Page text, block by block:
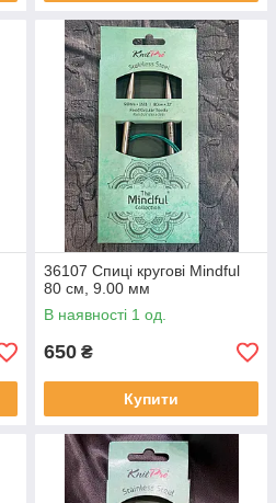
36107 Спиці кругові Mindful
80 см, 9.00 мм
В наявності 1 од.
650 ₴
Купити